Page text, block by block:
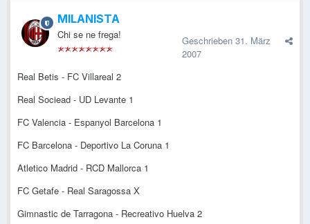
MILANISTA
Chi se ne frega! Geschrieben 31. März
2007
Real Betis - FC Villareal 2
Real Sociead - UD Levante 1
FC Valencia - Espanyol Barcelona 1
FC Barcelona - Deportivo La Coruna 1
Atletico Madrid - RCD Mallorca 1
FC Getafe - Real Saragossa X
Gimnastic de Tarragona - Recreativo Huelva 2